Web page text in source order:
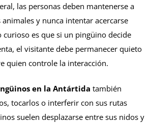
las personas deben mantenerse a
y nunca intentar acercarse
curioso es que si un pingüino decide
el visitante debe permanecer quieto
quien controle la interacción.
en la Antártida también
tocarlos o interferir con sus rutas
suelen desplazarse entre sus nidos y